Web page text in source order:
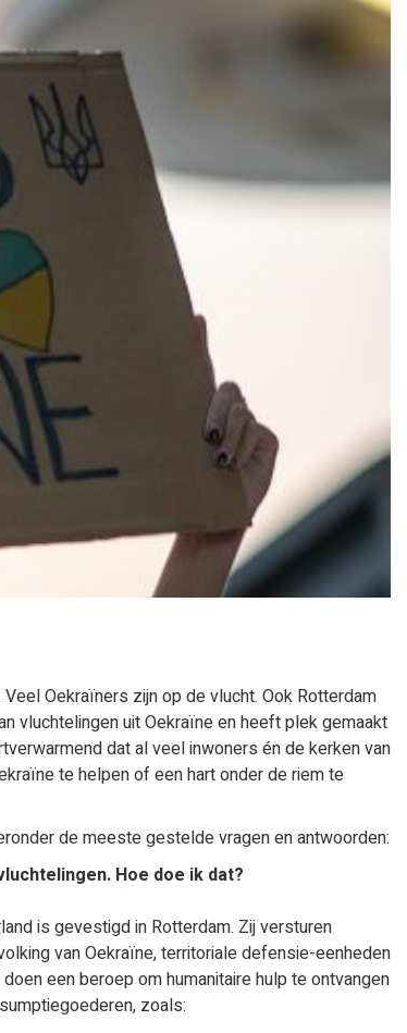
Oekraïners zijn op de vlucht. Ook Rotterdam
vluchtelingen uit Oekraïne en heeft plek gemaakt
dat al veel inwoners én de kerken van
te helpen of een hart onder de riem te
de meeste gestelde vragen en antwoorden:
Hoe doe ik dat?
is gevestigd in Rotterdam. Zij versturen
van Oekraïne, territoriale defensie-eenheden
een beroep om humanitaire hulp te ontvangen
zoals: